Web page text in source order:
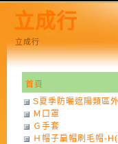
立成行
立成行
首頁
S夏季防曬遮陽類區
巾
Ｍ口罩
Ｇ手套
Ｈ帽子扁帽刷毛帽-